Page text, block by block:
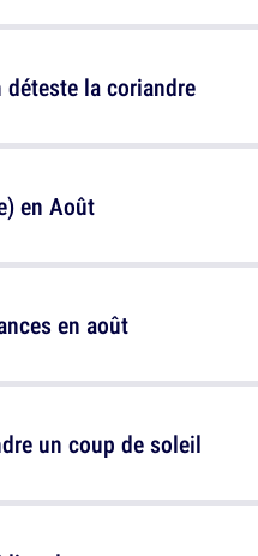
en Août
un coup de soleil
la coriandre
en août